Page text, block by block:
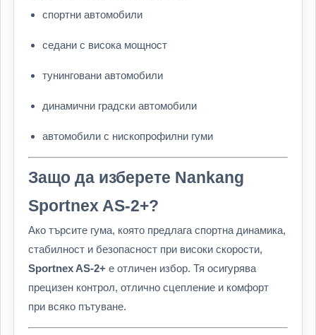
спортни автомобили
седани с висока мощност
тунинговани автомобили
динамични градски автомобили
автомобили с нископрофилни гуми
Защо да изберете Nankang
Sportnex AS-2+?
Ако търсите гума, която предлага спортна динамика,
стабилност и безопасност при високи скорости,
Sportnex AS-2+ е отличен избор. Тя осигурява
прецизен контрол, отлично сцепление и комфорт
при всяко пътуване.